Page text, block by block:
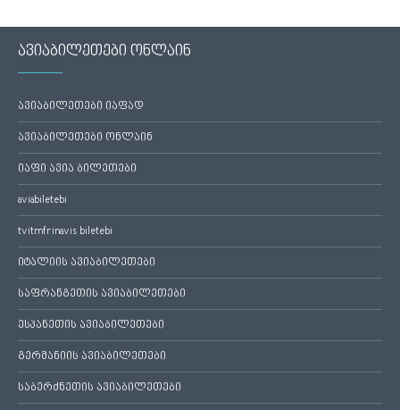
ავიაბილეთები ონლაინ
ავიაბილეთები იაფად
ავიაბილეთები ონლაინ
იაფი ავია ბილეთები
aviabiletebi
tvitmfrinavis biletebi
იტალიის ავიაბილეთები
საფრანგეთის ავიაბილეთები
ესპანეთის ავიაბილეთები
გერმანიის ავიაბილეთები
საბერძნეთის ავიაბილეთები